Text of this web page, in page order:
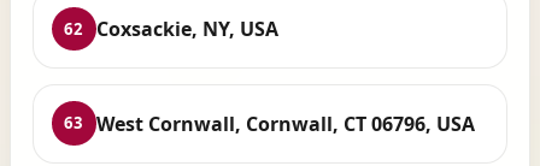
62 Coxsackie, NY, USA
63 West Cornwall, Cornwall, CT 06796, USA